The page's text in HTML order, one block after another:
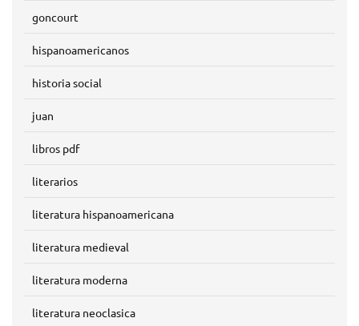
goncourt
hispanoamericanos
historia social
juan
libros pdf
literarios
literatura hispanoamericana
literatura medieval
literatura moderna
literatura neoclasica